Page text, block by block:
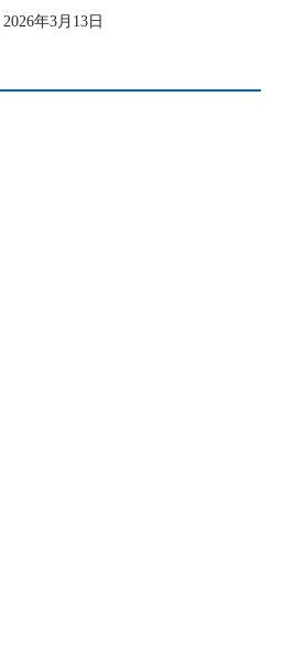
2026年3月13日